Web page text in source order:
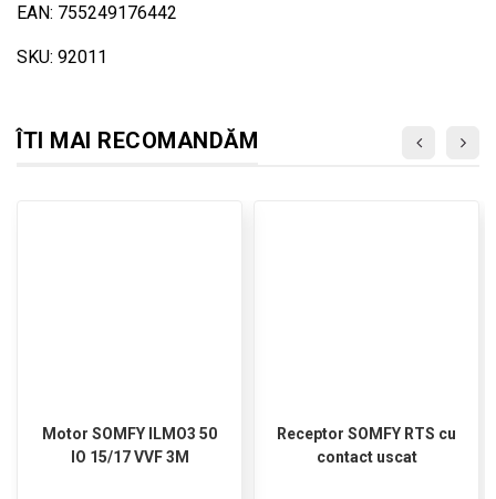
EAN: 755249176442
SKU: 92011
ÎTI MAI RECOMANDĂM
Motor SOMFY ILMO3 50
IO 15/17 VVF 3M
Receptor SOMFY RTS cu
contact uscat